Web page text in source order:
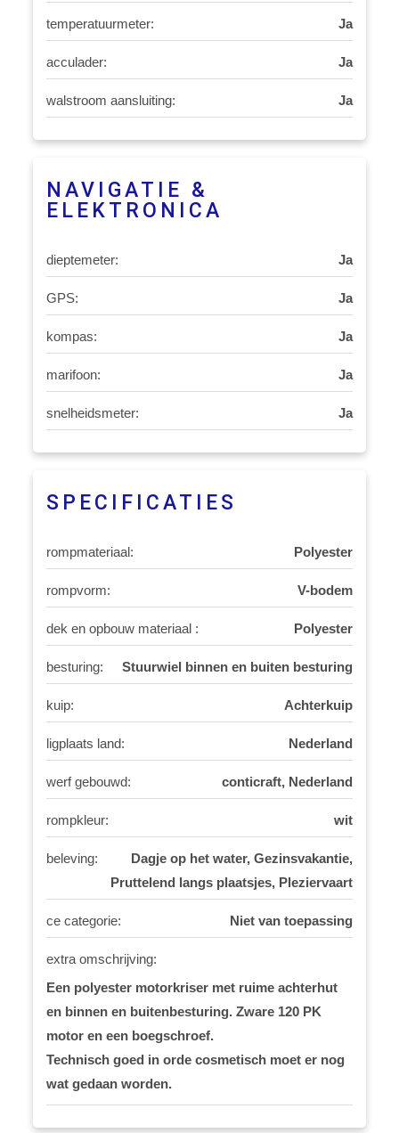
temperatuurmeter: Ja
acculader: Ja
walstroom aansluiting: Ja
NAVIGATIE &
ELEKTRONICA
dieptemeter: Ja
GPS: Ja
kompas: Ja
marifoon: Ja
snelheidsmeter: Ja
SPECIFICATIES
rompmateriaal: Polyester
rompvorm: V-bodem
dek en opbouw materiaal : Polyester
besturing: Stuurwiel binnen en buiten besturing
kuip: Achterkuip
ligplaats land: Nederland
werf gebouwd: conticraft, Nederland
rompkleur: wit
beleving:
Dagje op het water, Gezinsvakantie,
Pruttelend langs plaatsjes, Pleziervaart
ce categorie: Niet van toepassing
extra omschrijving:
Een polyester motorkriser met ruime achterhut
en binnen en buitenbesturing. Zware 120 PK
motor en een boegschroef.
Technisch goed in orde cosmetisch moet er nog
wat gedaan worden.